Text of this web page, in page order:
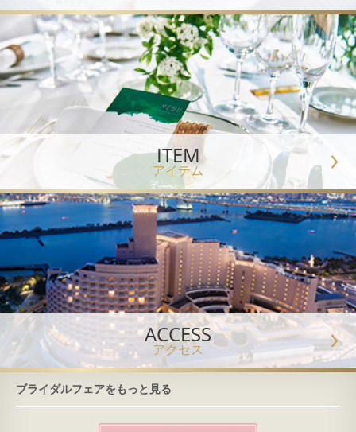
ITEM
アイテム
ACCESS
アクセス
ブライダルフェアをもっと見る